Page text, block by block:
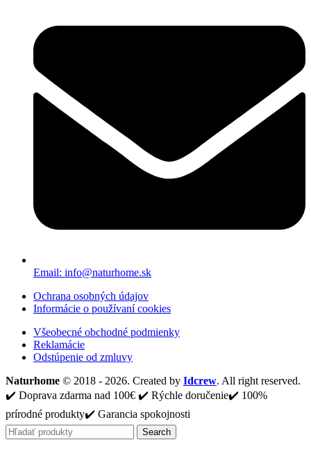
Email: info@naturhome.sk
Ochrana osobných údajov
Informácie o používaní cookies
Všeobecné obchodné podmienky
Reklamácie
Odstúpenie od zmluvy
Naturhome © 2018 - 2026. Created by Idcrew. All right reserved.
✔️ Doprava zdarma nad 100€ ✔️ Rýchle doručenie✔️ 100%
prírodné produkty✔️ Garancia spokojnosti
Search